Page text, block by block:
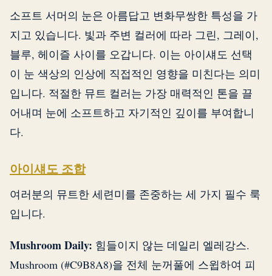
소프트 서머의 눈은 아름답고 변화무쌍한 특성을 가
지고 있습니다. 빛과 주변 컬러에 따라 그린, 그레이,
블루, 헤이즐 사이를 오갑니다. 이는 아이섀도 선택
이 눈 색상의 인상에 직접적인 영향을 미친다는 의미
입니다. 적절한 뮤트 컬러는 가장 매력적인 톤을 끌
어내며 눈에 소프트하고 자기적인 깊이를 부여합니
다.
아이섀도 조합
여러분의 뮤트한 세련미를 존중하는 세 가지 필수 룩
입니다.
Mushroom Daily: 힘들이지 않는 데일리 엘레강스.
Mushroom (#C9B8A8)을 전체 눈꺼풀에 스윕하여 피